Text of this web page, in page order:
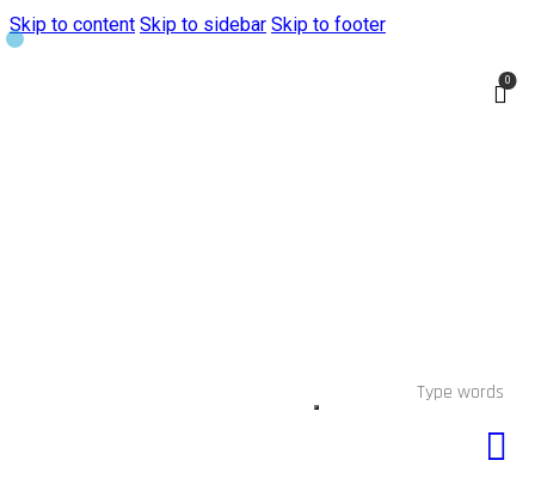
Skip to content Skip to sidebar Skip to footer
0